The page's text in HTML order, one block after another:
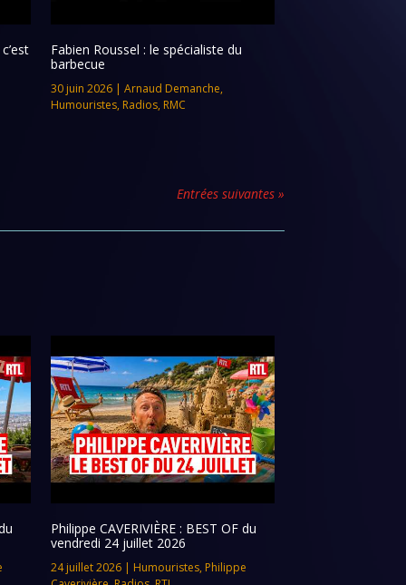
Fabien Roussel : le spécialiste du
barbecue
30 juin 2026| Arnaud Demanche,
Humouristes, Radios, RMC
Entrées suivantes »
Philippe CAVERIVIÈRE : BEST OF du
vendredi 24 juillet 2026
24 juillet 2026| Humouristes, Philippe